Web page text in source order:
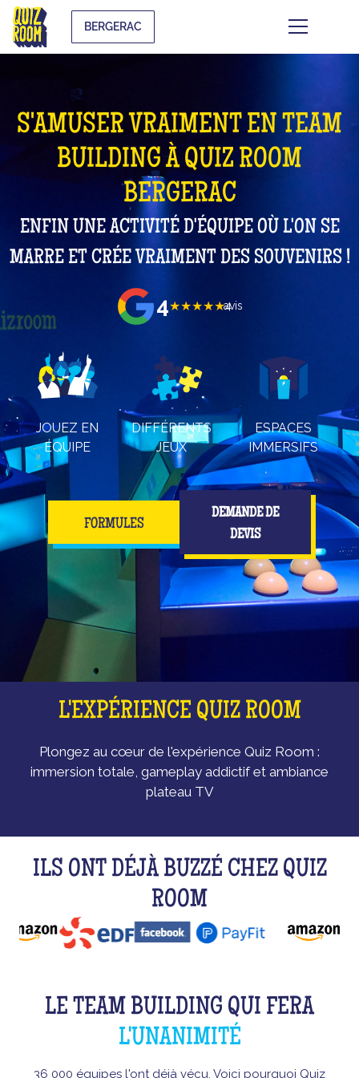
BERGERAC
S'AMUSER VRAIMENT EN TEAM
BUILDING À QUIZ ROOM
BERGERAC
ENFIN UNE ACTIVITÉ D'ÉQUIPE OÙ L'ON SE
MARRE ET CRÉE VRAIMENT DES SOUVENIRS !
4★★★★★4
avis
JOUEZ EN
ÉQUIPE
DIFFÉRENTS
JEUX
ESPACES
IMMERSIFS
FORMULES
DEMANDE DE
DEVIS
L'EXPÉRIENCE QUIZ ROOM
Plongez au cœur de l'expérience Quiz Room :
immersion totale, gameplay addictif et ambiance
plateau TV
ILS ONT DÉJÀ BUZZÉ CHEZ QUIZ
ROOM
LE TEAM BUILDING QUI FERA
L'UNANIMITÉ
36 000 équipes l'ont déjà vécu. Voici pourquoi Quiz